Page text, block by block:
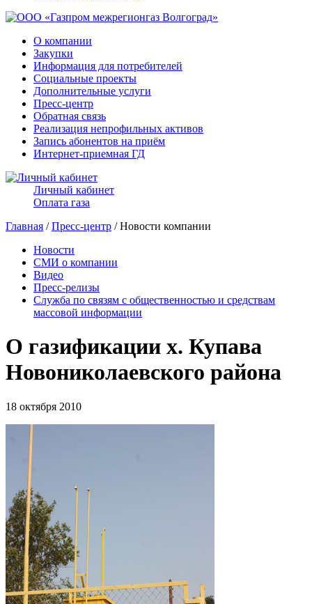
О компании
Закупки
Информация для потребителей
Социальные проекты
Дополнительные услуги
Пресс-центр
Обратная связь
Реализация непрофильных активов
Запись абонентов на приём
Интернет-приемная ГД
Личный кабинет
Оплата газа
Главная /Пресс-центр / Новости компании
Новости
СМИ о компании
Видео
Пресс-релизы
Служба по связям с общественностью и средствам
массовой информации
О газификации х. Купава
Новониколаевского района
18 октября 2010